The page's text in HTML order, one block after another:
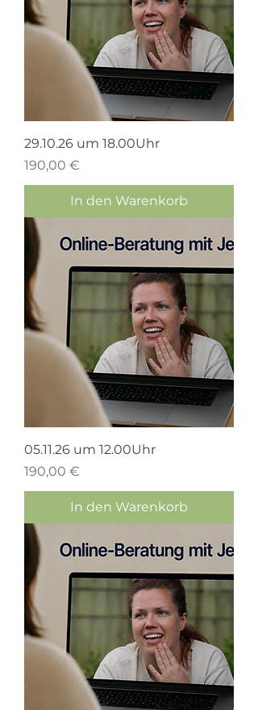
29.10.26 um 18.00Uhr
Preis
190,00 €
In den Warenkorb
05.11.26 um 12.00Uhr
Preis
190,00 €
In den Warenkorb